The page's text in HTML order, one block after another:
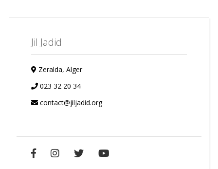
Jil Jadid
Zeralda, Alger
023 32 20 34
contact@jiljadid.org